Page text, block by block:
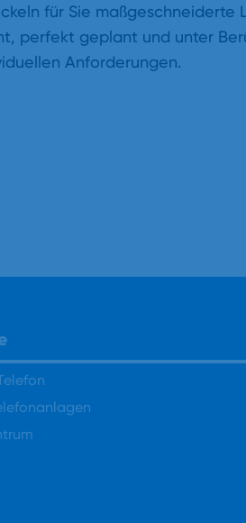
für Sie maßgeschneiderte
perfekt geplant und unter
Anforderungen.